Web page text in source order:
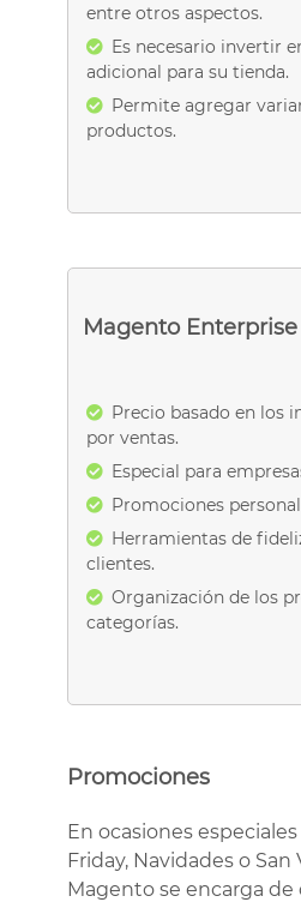
entre otros aspectos.
Es necesario invertir
adicional para su tienda.
Permite agregar
productos.
Magento Enterprise
Precio basado en los
por ventas.
Especial para
Promociones
Herramientas de
clientes.
Organización de los
categorías.
Promociones
En ocasiones
Friday, Navidades o San
Magento se encarga de